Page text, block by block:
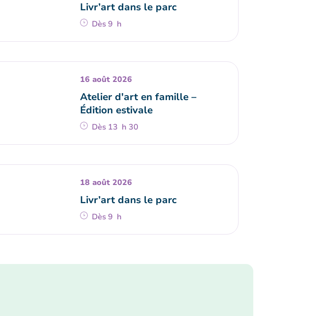
Livr’art dans le parc
Dès 9 h
16 août 2026
Atelier d'art en famille –
Édition estivale
Dès 13 h 30
18 août 2026
Livr’art dans le parc
Dès 9 h